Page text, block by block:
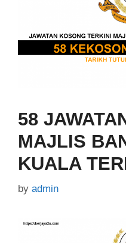
58
MAJLIS
KUALA
by admin